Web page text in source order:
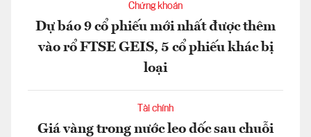
Chứng khoán
Dự báo 9 cổ phiếu mới nhất được thêm
vào rổ FTSE GEIS, 5 cổ phiếu khác bị
loại
Tài chính
Giá vàng trong nước leo dốc sau chuỗi